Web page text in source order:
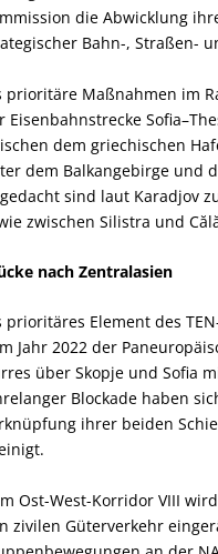
die Abwicklung
Bahn-, Straßen-
prioritäre Maßnahmen im
Eisenbahnstrecke
dem griechischen
dem Balkangebirge und
sind laut Karadjov
zwischen Silistra und
nach Zentralasien
prioritäres Element des
Jahr 2022 der
über Skopje und Sofia
Blockade haben
ihrer beiden
Ost-West-Korridor VIII
zivilen Güterverkehr